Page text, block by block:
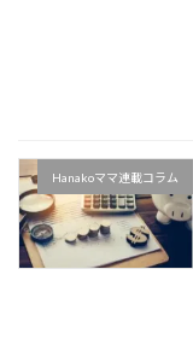
Hanakoママ連載コラム